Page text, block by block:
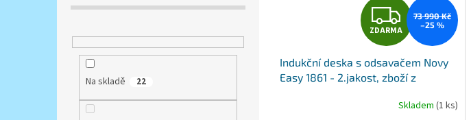
Na skladě 22
Z
D
A
R
ZDARMA
73 990 Kč
–25 %
Indukční deska s odsavačem Novy
Easy 1861 - 2.jakost, zboží z
Skladem (1 ks)